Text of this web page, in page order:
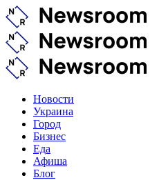
Новости
Украина
Город
Бизнес
Еда
Афиша
Блог